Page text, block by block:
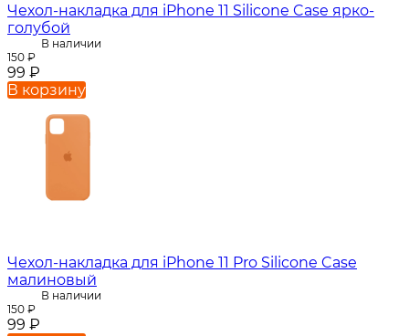
Чехол-накладка для iPhone 11 Silicone Case ярко-
голубой
В наличии
150 ₽
99 ₽
В корзину
Чехол-накладка для iPhone 11 Pro Silicone Case
малиновый
В наличии
150 ₽
99 ₽